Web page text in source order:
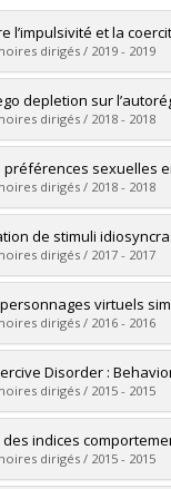
l’impulsivité et la
dirigés / 2019 - 2019
Emond, Fannie
depletion sur
dirigés / 2018 - 2018
Kevin
sexuelles
dirigés / 2018 - 2018
Lévesque,
de stimuli
dirigés / 2017 - 2017
Chantalvirtuels
dirigés / 2016 - 2016
Elissa
Disorder :
dirigés / 2015 - 2015
Anaida
indices
dirigés / 2015 - 2015